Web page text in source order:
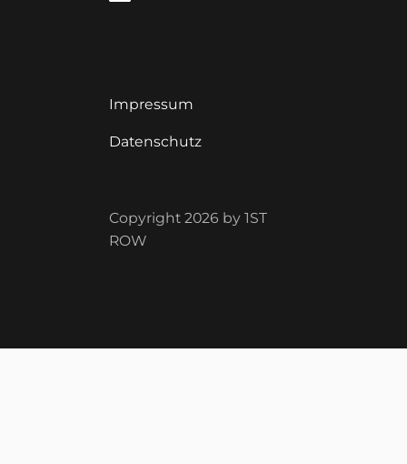
Impressum
Datenschutz
Copyright 2026 by 1ST
ROW